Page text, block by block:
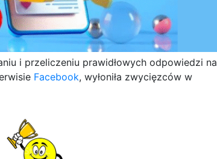
i przeliczeniu prawidłowych odpowiedzi na
Facebook, wyłoniła zwycięzców w